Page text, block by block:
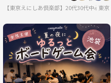
【東京えにしあ倶楽部】20代30代中心！東京